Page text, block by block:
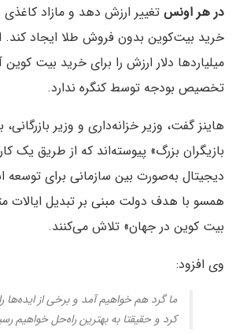
در هر اونس تغییر ارزش دهد و مازاد کاغذی
خرید بیت‌کوین بدون فروش طلا ایجاد کند.
میلیاردها دلار ارزش را برای خرید بیت کوین
تخصیص بودجه توسط کنگره ندارد.
هاینز گفت، وزیر خزانه‌داری و وزیر بازرگانی،
بازیگران بزرگ» پیوسته‌اند که از طریق یک
دیجیتال به‌صورت بین سازمانی برای توسعه
همسو با هدف دولت مبنی بر تبدیل ایالات
بیت کوین در جهان» تلاش می‌کنند.
وی افزود:
ما گرد هم خواهیم آمد و برخی از ایده‌ها
کرد و حقیقتا به بهترین راه‌حل خواهیم